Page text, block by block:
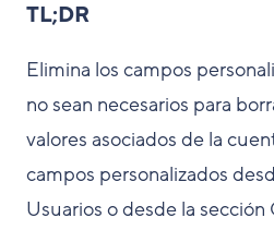
TL;DR
Elimina los campos
no sean necesarios para
valores asociados de la
campos personalizados
Usuarios o desde la